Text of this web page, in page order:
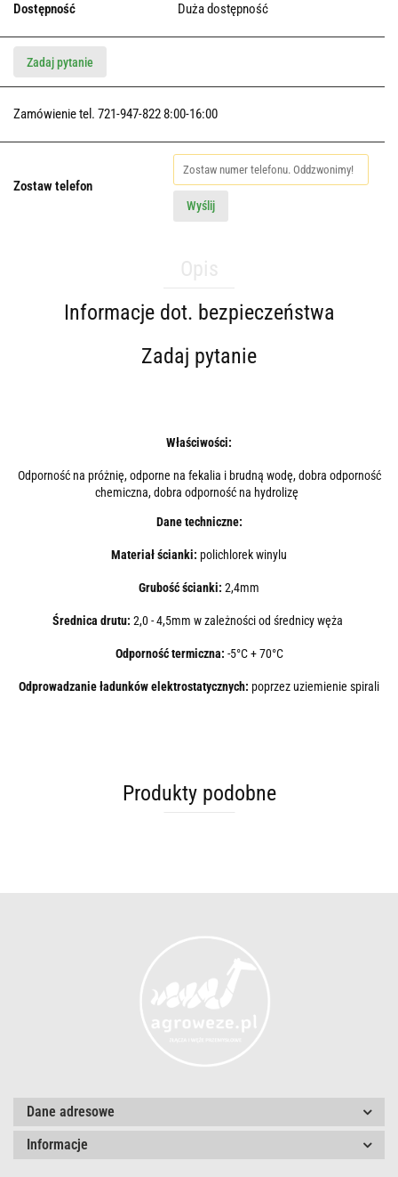
Dostępność Duża dostępność
Zadaj pytanie
Zamówienie tel. 721-947-822 8:00-16:00
Zostaw telefon
Wyślij
Informacje dot. bezpieczeństwa
Zadaj pytanie
Właściwości:
Odporność na próżnię, odporne na fekalia i brudną wodę, dobra odporność
chemiczna, dobra odporność na hydrolizę
Dane techniczne:
Materiał ścianki: polichlorek winylu
Grubość ścianki: 2,4mm
Średnica drutu: 2,0 - 4,5mm w zależności od średnicy węża
Odporność termiczna: -5°C + 70°C
Odprowadzanie ładunków elektrostatycznych: poprzez uziemienie spirali
Produkty podobne
Dane adresowe
Informacje